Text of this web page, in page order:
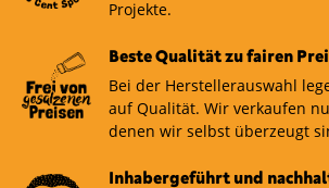
Projekte.
Beste Qualität zu fairen
Bei der Herstellerauswahl
auf Qualität. Wir verkaufen
denen wir selbst überzeugt
Inhabergeführt und